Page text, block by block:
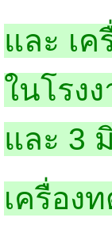
และ เ
ในโรง
และ 3
เครื่อง